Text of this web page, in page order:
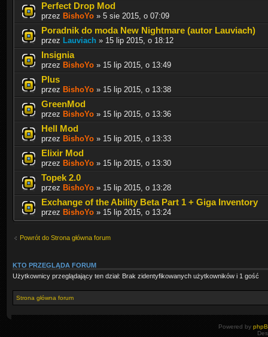
Perfect Drop Mod
przez BishoYo » 5 sie 2015, o 07:09
Poradnik do moda New Nightmare (autor Lauviach)
przez Lauviach » 15 lip 2015, o 18:12
Insignia
przez BishoYo » 15 lip 2015, o 13:49
Plus
przez BishoYo » 15 lip 2015, o 13:38
GreenMod
przez BishoYo » 15 lip 2015, o 13:36
Hell Mod
przez BishoYo » 15 lip 2015, o 13:33
Elixir Mod
przez BishoYo » 15 lip 2015, o 13:30
Topek 2.0
przez BishoYo » 15 lip 2015, o 13:28
Exchange of the Ability Beta Part 1 + Giga Inventory
przez BishoYo » 15 lip 2015, o 13:24
Powrót do Strona główna forum
KTO PRZEGLĄDA FORUM
Użytkownicy przeglądający ten dział: Brak zidentyfikowanych użytkowników i 1 gość
Strona główna forum
Powered by